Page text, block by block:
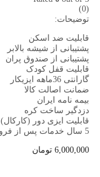
(0)
توضیحات:
قابلیت ضد اسکن
پشتیبانی از شیشه بالابر
پشتیبانی از صندوق پران
قابلیت قفل کودک
گارانتی 36ماهه ایزیکار
ضمانت اصالت کالا
بیمه نامه ایران
دزدگیر ساخت کره
قابلیت ایزی دور (کارکال)
5 سال خدمات پس از فروش
6,000,000 تومان